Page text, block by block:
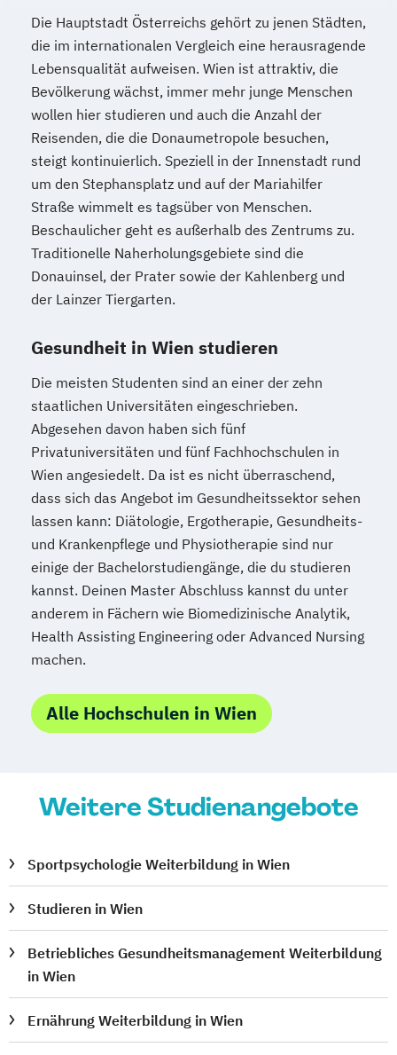
Die Hauptstadt Österreichs gehört zu jenen Städten,
die im internationalen Vergleich eine herausragende
Lebensqualität aufweisen. Wien ist attraktiv, die
Bevölkerung wächst, immer mehr junge Menschen
wollen hier studieren und auch die Anzahl der
Reisenden, die die Donaumetropole besuchen,
steigt kontinuierlich. Speziell in der Innenstadt rund
um den Stephansplatz und auf der Mariahilfer
Straße wimmelt es tagsüber von Menschen.
Beschaulicher geht es außerhalb des Zentrums zu.
Traditionelle Naherholungsgebiete sind die
Donauinsel, der Prater sowie der Kahlenberg und
der Lainzer Tiergarten.
Gesundheit in Wien studieren
Die meisten Studenten sind an einer der zehn
staatlichen Universitäten eingeschrieben.
Abgesehen davon haben sich fünf
Privatuniversitäten und fünf Fachhochschulen in
Wien angesiedelt. Da ist es nicht überraschend,
dass sich das Angebot im Gesundheitssektor sehen
lassen kann: Diätologie, Ergotherapie, Gesundheits-
und Krankenpflege und Physiotherapie sind nur
einige der Bachelorstudiengänge, die du studieren
kannst. Deinen Master Abschluss kannst du unter
anderem in Fächern wie Biomedizinische Analytik,
Health Assisting Engineering oder Advanced Nursing
machen.
Alle Hochschulen in Wien
Weitere Studienangebote
Sportpsychologie Weiterbildung in Wien
Studieren in Wien
Betriebliches Gesundheitsmanagement Weiterbildung
in Wien
Ernährung Weiterbildung in Wien